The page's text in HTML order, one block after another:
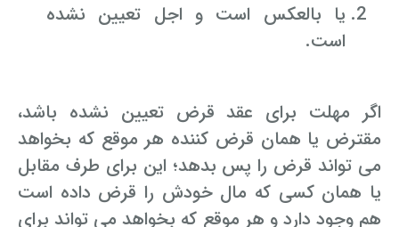
یا بالعکس است و اجل تعیین نشده
است.
اگر مهلت برای عقد قرض تعیین نشده باشد،
مقترض یا همان قرض کننده هر موقع که بخواهد
می تواند قرض را پس بدهد؛ این برای طرف مقابل
یا همان کسی که مال خودش را قرض داده است
هم وجود دارد و هر موقع که بخواهد می تواند برای